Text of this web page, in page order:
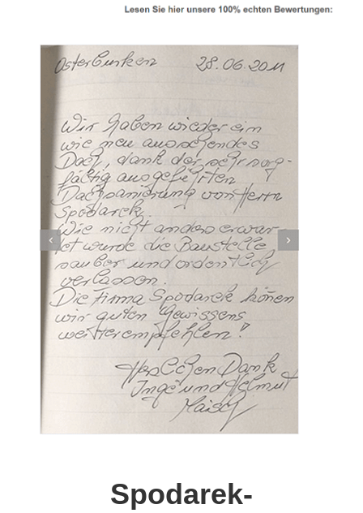
Spodarek-